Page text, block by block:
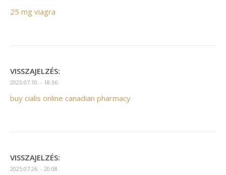
25 mg viagra
VISSZAJELZÉS:
2025.07.10. - 18:36
buy cialis online canadian pharmacy
VISSZAJELZÉS:
2025.07.26. - 20:08